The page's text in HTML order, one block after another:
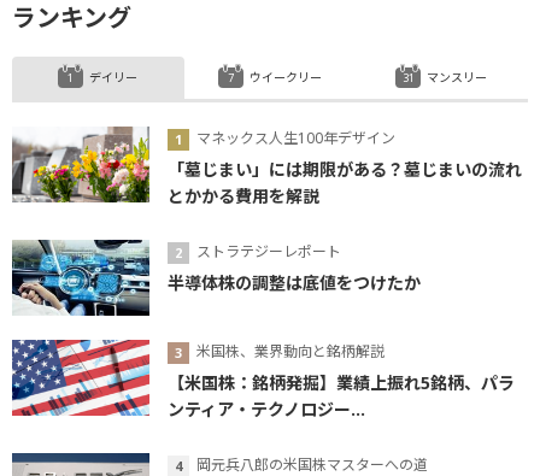
ランキング
デイリー
マネックス人生100年デザイン
「墓じまい」には期限がある？墓じまいの流れ
とかかる費用を解説
ストラテジーレポート
半導体株の調整は底値をつけたか
米国株、業界動向と銘柄解説
【米国株：銘柄発掘】業績上振れ5銘柄、パラ
ンティア・テクノロジー...
岡元兵八郎の米国株マスターへの道
ウイークリー マンスリー